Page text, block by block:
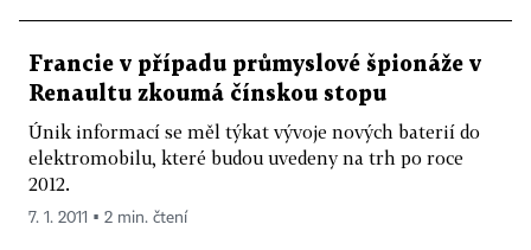
Francie v případu průmyslové špionáže v
Renaultu zkoumá čínskou stopu
Únik informací se měl týkat vývoje nových baterií do
elektromobilu, které budou uvedeny na trh po roce
2012.
7. 1. 2011 ▪ 2 min. čtení